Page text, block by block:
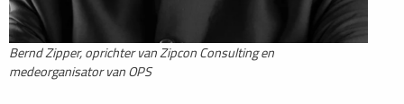
Bernd Zipper, oprichter van Zipcon Consulting en
medeorganisator van OPS